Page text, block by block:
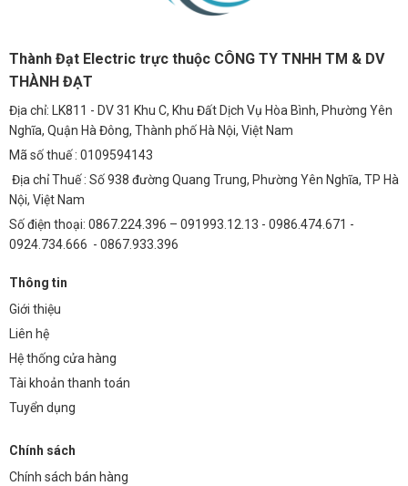
Thành Đạt Electric trực thuộc CÔNG TY TNHH TM & DV
THÀNH ĐẠT
Địa chỉ: LK811 - DV 31 Khu C, Khu Đất Dịch Vụ Hòa Bình, Phường Yên
Nghĩa, Quận Hà Đông, Thành phố Hà Nội, Việt Nam
Mã số thuế : 0109594143
Địa chỉ Thuế : Số 938 đường Quang Trung, Phường Yên Nghĩa, TP Hà
Nội, Việt Nam
Số điện thoại: 0867.224.396 – 091993.12.13 - 0986.474.671 -
0924.734.666 - 0867.933.396
Thông tin
Giới thiệu
Liên hệ
Hệ thống cửa hàng
Tài khoản thanh toán
Tuyển dụng
Chính sách
Chính sách bán hàng